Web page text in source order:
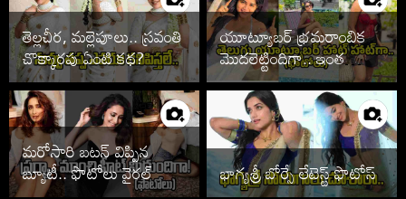
తెల్లచీర, మల్లెపూలు.. స్రవంతి
చొక్కారపు ఏంటి కథ?
యూట్యూబర్ భ్రమరాంబిక
మొదలెట్టిందిగా.. ఇంత
హాట్‌గానా
మరోసారి బటన్ విప్పిన
బ్యూటీ.. ఫొటోలు వైరల్ భాగ్యశ్రీ బోర్సే లేటెస్ట్ ఫొటోస్